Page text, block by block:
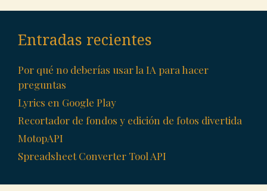
Entradas recientes
Por qué no deberías usar la IA para hacer
preguntas
Lyrics en Google Play
Recortador de fondos y edición de fotos divertida
MotopAPI
Spreadsheet Converter Tool API